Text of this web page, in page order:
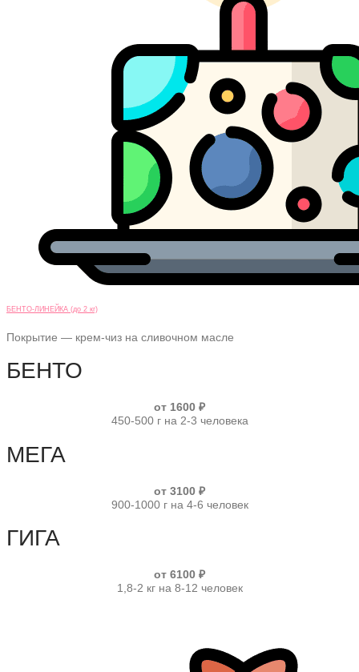
БЕНТО-ЛИНЕЙКА (до 2 кг)
Покрытие — крем-чиз на сливочном масле
БЕНТО
от 1600 ₽
450-500 г на 2-3 человека
МЕГА
от 3100 ₽
900-1000 г на 4-6 человек
ГИГА
от 6100 ₽
1,8-2 кг на 8-12 человек